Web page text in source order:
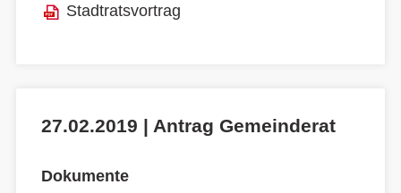
Stadtratsvortrag
27.02.2019 | Antrag Gemeinderat
Dokumente